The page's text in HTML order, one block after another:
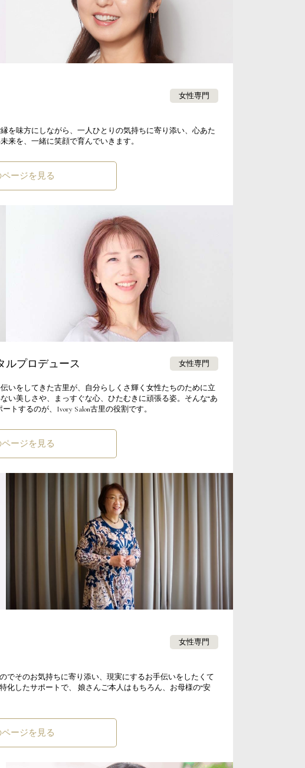
女性専門
を味方にしながら、一人ひとりの気持ちに寄り添い、心あた
来を、一緒に笑顔で育んでいきます。
ージを見る
ルプロデュース 女性専門
いをしてきた古里が、自分らしくさ輝く女性たちのために立
い美しさや、まっすぐな心、ひたむきに頑張る姿。そんな“あ
トするのが、Ivory Salon古里の役割です。
ージを見る
女性専門
でそのお気持ちに寄り添い、現実にするお手伝いをしたくて
化したサポートで、 娘さんご本人はもちろん、お母様の“安
ージを見る